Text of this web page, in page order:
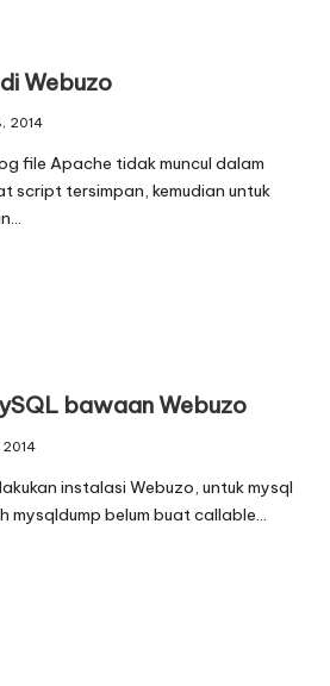
Webuzo
2014
file Apache tidak muncul dalam
script tersimpan, kemudian untuk
bawaan Webuzo
instalasi Webuzo, untuk mysql
mysqldump belum buat callable…